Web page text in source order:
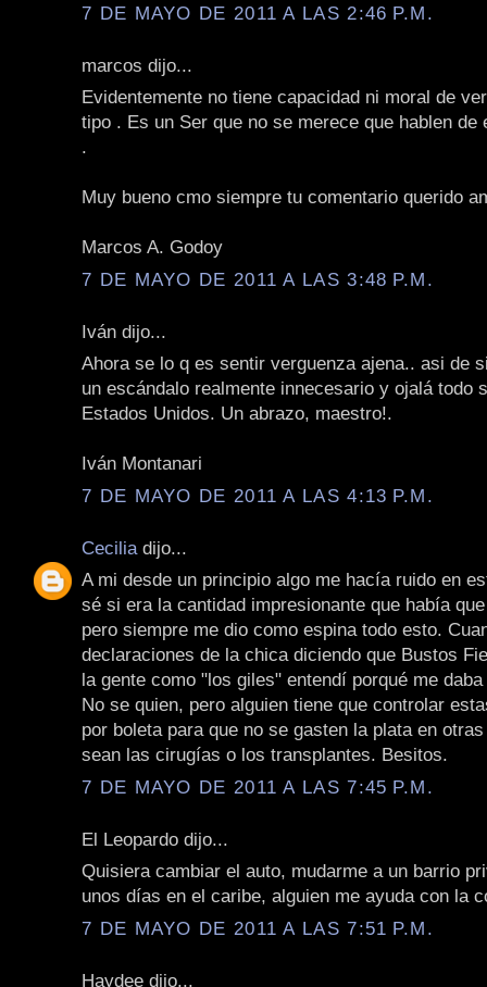
7 DE MAYO DE 2011 A LAS 2:46 P.M.
marcos dijo...
Evidentemente no tiene capacidad ni moral de
tipo . Es un Ser que no se merece que hablen de
.
Muy bueno cmo siempre tu comentario querido
Marcos A. Godoy
7 DE MAYO DE 2011 A LAS 3:48 P.M.
Iván dijo...
Ahora se lo q es sentir verguenza ajena.. asi de
un escándalo realmente innecesario y ojalá todo
Estados Unidos. Un abrazo, maestro!.
Iván Montanari
7 DE MAYO DE 2011 A LAS 4:13 P.M.
Cecilia dijo...
A mi desde un principio algo me hacía ruido en
sé si era la cantidad impresionante que había
pero siempre me dio como espina todo esto.
declaraciones de la chica diciendo que Bustos
la gente como "los giles" entendí porqué me
No se quien, pero alguien tiene que controlar
por boleta para que no se gasten la plata en
sean las cirugías o los transplantes. Besitos.
7 DE MAYO DE 2011 A LAS 7:45 P.M.
El Leopardo dijo...
Quisiera cambiar el auto, mudarme a un barrio
unos días en el caribe, alguien me ayuda con la
7 DE MAYO DE 2011 A LAS 7:51 P.M.
Haydee dijo...